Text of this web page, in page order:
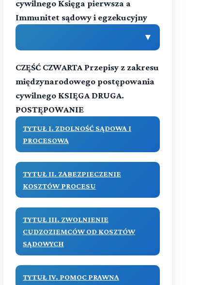
cywilnego Księga pierwsza a
Immunitet sądowy i egzekucyjny
▼
(art. 1111-1116)
Treść
Przeczytaj zawartość działu
CZĘŚĆ CZWARTA Przepisy z zakresu
międzynarodowego postępowania
cywilnego KSIĘGA DRUGA.
POSTĘPOWANIE
TYTUŁ I. ZDOLNOŚĆ SĄDOWA I
PROCESOWA
TYTUŁ II. ZABEZPIECZENIE
KOSZTÓW PROCESU
TYTUŁ III. ZWOLNIENIE
CUDZOZIEMCÓW OD KOSZTÓW
SĄDOWYCH
TYTUŁ IV. POMOC PRAWNA